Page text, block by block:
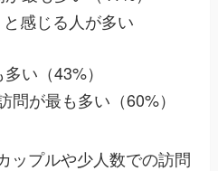
感じる人が多い
い（43%）
問が最も多い（60%）
ップルや少人数での訪問